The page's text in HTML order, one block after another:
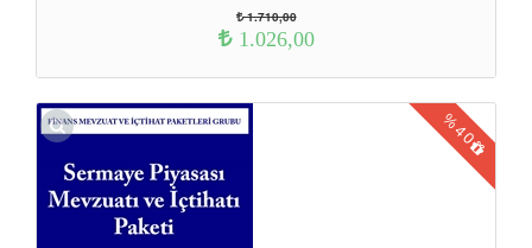
1.710,00
1.026,00
%40